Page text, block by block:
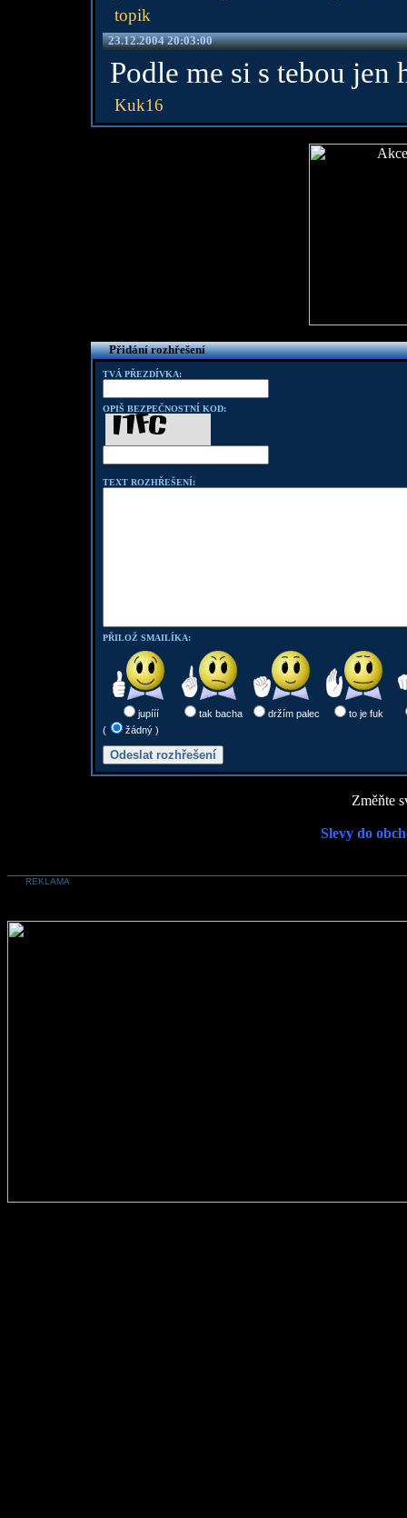
topik
23.12.2004 20:03:00
Podle me si s tebou jen
Kuk16
Přidání rozhřešení
TVÁ PŘEZDÍVKA:
OPIŠ BEZPEČNOSTNÍ KOD:
TEXT ROZHŘEŠENÍ:
PŘILOŽ SMAILÍKA:
jupííí tak bacha držím palec
to je fuk
(
žádný )
Změňte
Slevy do
REKLAMA